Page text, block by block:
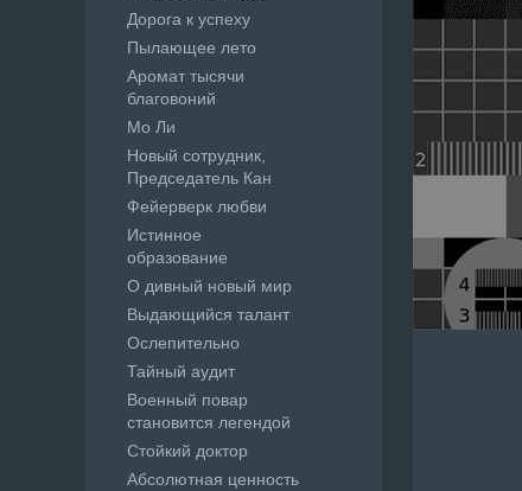
Дорога к успеху
Пылающее лето
Аромат тысячи
благовоний
Мо Ли
Новый сотрудник,
Председатель Кан
Фейерверк любви
Истинное
образование
О дивный новый мир
Выдающийся талант
Ослепительно
Тайный аудит
Военный повар
становится легендой
Стойкий доктор
Абсолютная ценность